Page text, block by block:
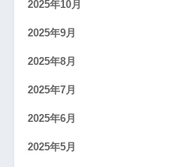
2025年10月
2025年9月
2025年8月
2025年7月
2025年6月
2025年5月